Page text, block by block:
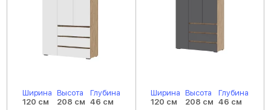
Ширина
120 см
Высота
208 см
Глубина
46 см
Ширина
120 см
Высота
208 см
Глубина
46 см